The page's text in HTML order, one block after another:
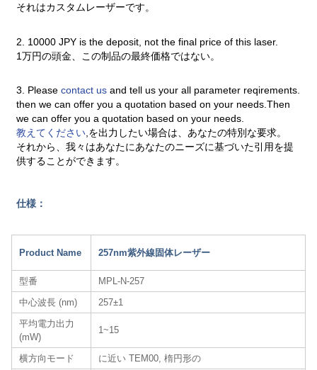
それはカスタムレーザーです。
2. 10000 JPY is the deposit, not the final price of this laser.
1万円の頭金、この制品の最終価格ではない。
3. Pleasecontact usand tell us your all parameter reqirements.
then we can offer you a quotation based on your needs.Then
we can offer you a quotation based on your needs.
教えてください,を出力したい場合は、あなたの特別な要求。
それから、我々はあなたにあなたのニーズに基づいた引用を提
供することができます。
仕様：
Product Name 257nm紫外線固体レーザー
型番
MPL-N-257
中心波長 (nm)
257±1
平均電力出力
(mW)
1~15
横方向モード
に近い TEM00, 楕円形の